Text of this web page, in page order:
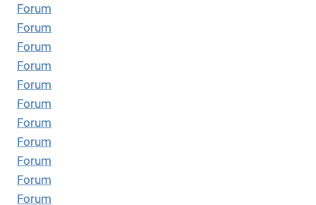
Forum
Forum
Forum
Forum
Forum
Forum
Forum
Forum
Forum
Forum
Forum